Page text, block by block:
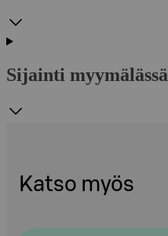
Sijainti myymälässä
Katso myös